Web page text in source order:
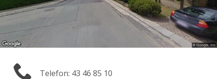
Telefon: 43 46 85 10